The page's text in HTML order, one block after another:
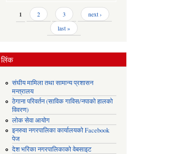
Pages
1 2 3
next ›
last »
लिंक
संघीय मामिला तथा सामान्य प्रशासन
मन्त्रालय
ठेगाना परिवर्तन (साविक गाविस/नपाको हालको
विवरण)
लोक सेवा आयोग
इनरुवा नगरपालिका कार्यालयको Facebook
पेज
देश भरिका नगरपालिकाको वेबसाइट